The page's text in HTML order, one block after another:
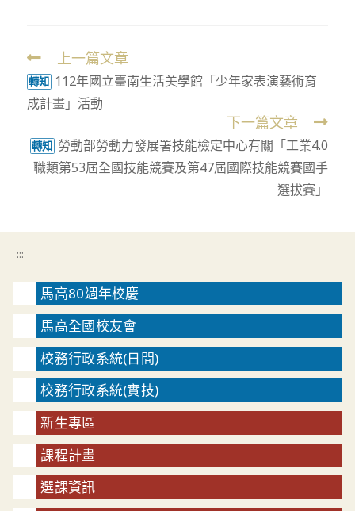
Read
more
articles
上一篇文章
轉知 112年國立臺南生活美學館「少年家表演藝術育
成計畫」活動
下一篇文章
轉知 勞動部勞動力發展署技能檢定中心有關「工業4.0
職類第53屆全國技能競賽及第47屆國際技能競賽國手
選拔賽」
:::
馬高80週年校慶
馬高全國校友會
校務行政系統(日間)
校務行政系統(實技)
新生專區
課程計畫
選課資訊